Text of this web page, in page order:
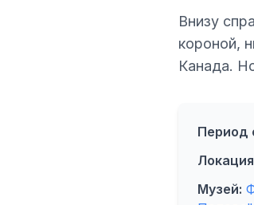
Внизу
короной,
Канада.
Период
Музей: